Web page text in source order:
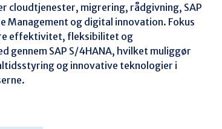
cloudtjenester, migrering, rådgivning, SAP
Management og digital innovation. Fokus
effektivitet, fleksibilitet og
gennem SAP S/4HANA, hvilket muliggør
og innovative teknologier i